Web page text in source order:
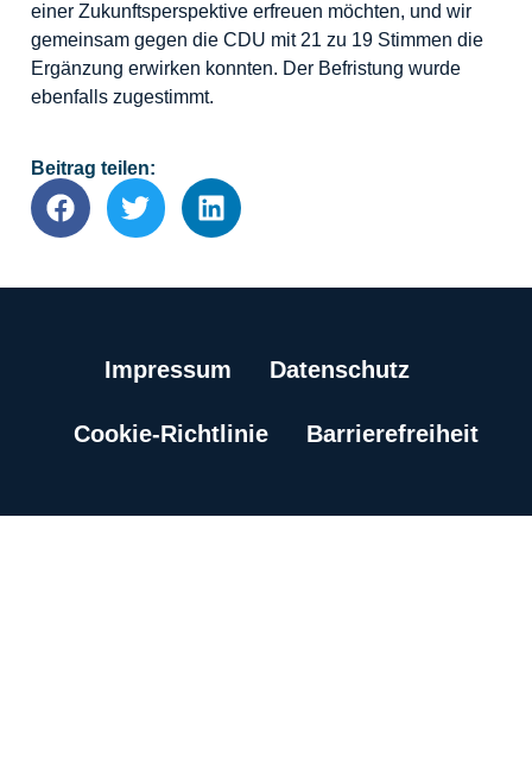
einer Zukunftsperspektive erfreuen möchten, und wir
gemeinsam gegen die CDU mit 21 zu 19 Stimmen die
Ergänzung erwirken konnten. Der Befristung wurde
ebenfalls zugestimmt.
Beitrag teilen:
Impressum Datenschutz
Cookie-Richtlinie Barrierefreiheit